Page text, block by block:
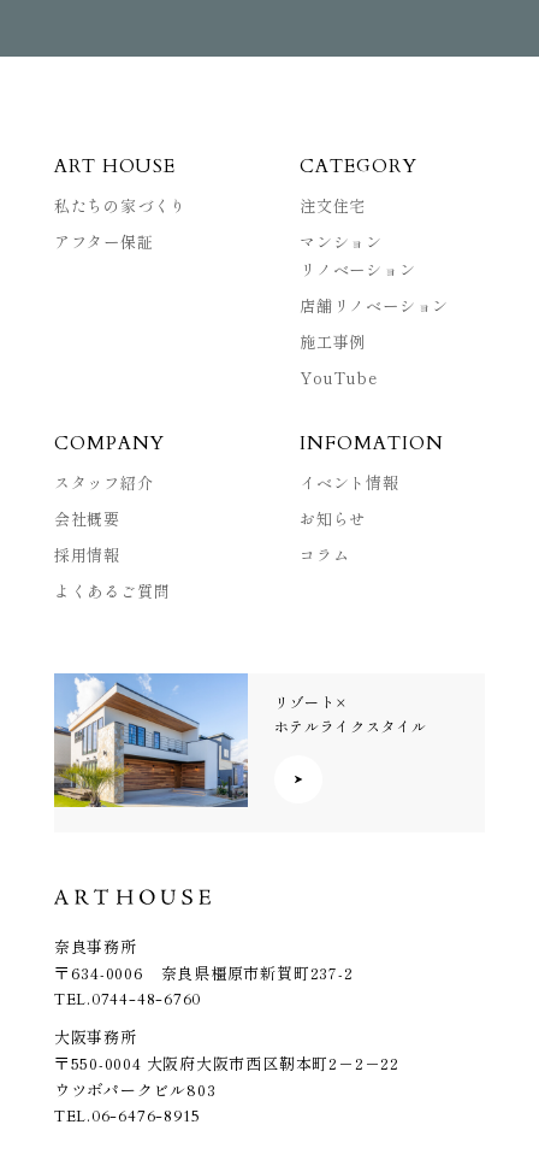
ART HOUSE
私たちの家づくり
アフター保証
CATEGORY
注文住宅
マンション
リノベーション
店舗リノベーション
施工事例
YouTube
COMPANY
スタッフ紹介
会社概要
採用情報
よくあるご質問
INFOMATION
イベント情報
お知らせ
コラム
リゾート×
ホテルライクスタイル
奈良事務所
〒634-0006 奈良県橿原市新賀町237-2
TEL.0744-48-6760
大阪事務所
〒550-0004 大阪府大阪市西区靭本町2－2－22
ウツボパークビル803
TEL.06-6476-8915